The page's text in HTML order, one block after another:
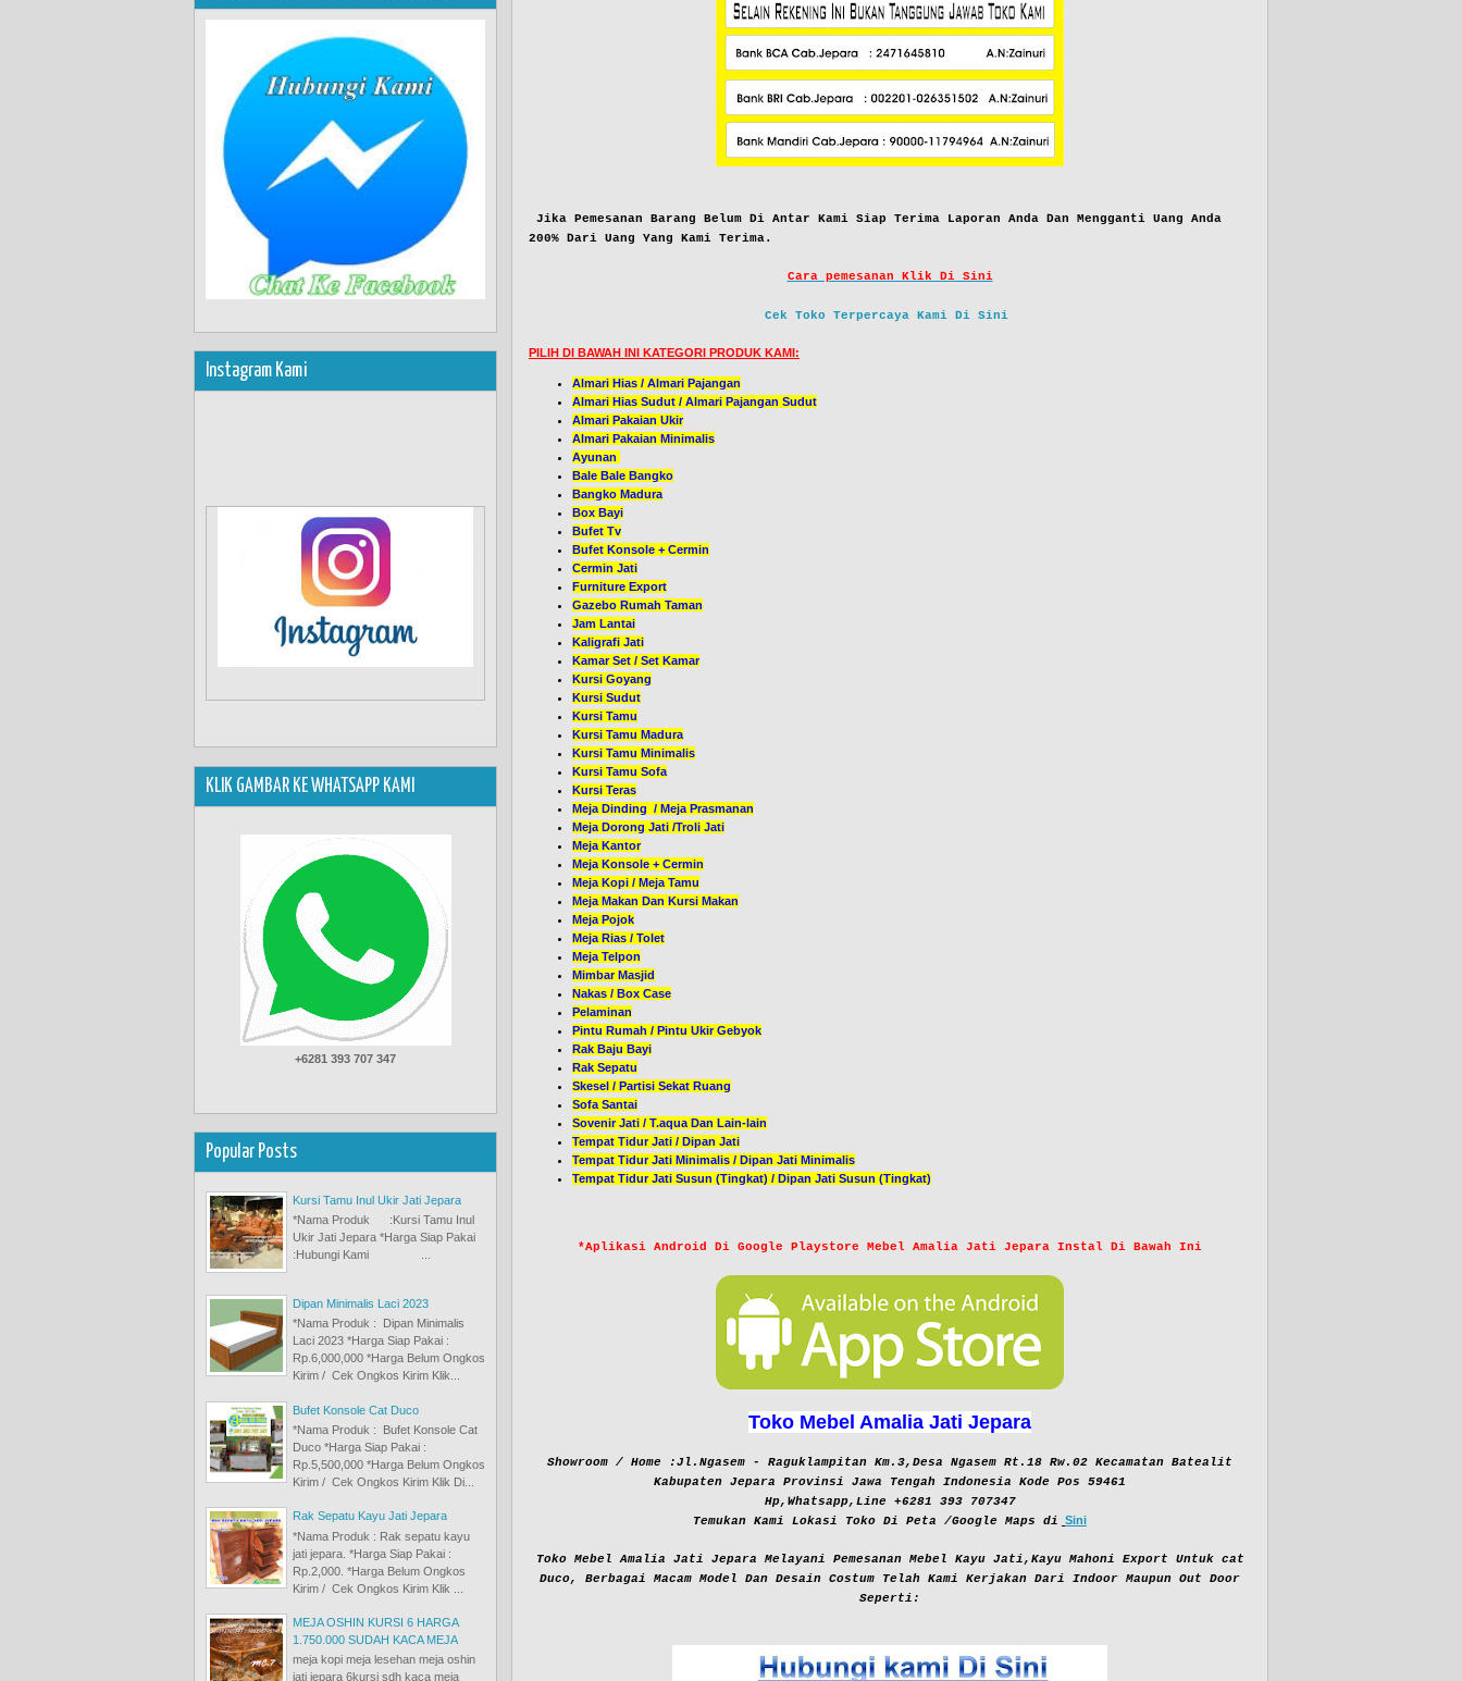
Jika Pemesanan Barang Belum Di Antar Kami Siap Terima Laporan Anda Dan Mengganti Uang Anda
200% Dari Uang Yang Kami Terima.
Cara pemesanan Klik Di Sini
Cek Toko Terpercaya Kami Di Sini
PILIH DI BAWAH INI KATEGORI PRODUK KAMI:
Almari Hias / Almari Pajangan
Almari Hias Sudut / Almari Pajangan Sudut
Almari Pakaian Ukir
Almari Pakaian Minimalis
Ayunan
Bale Bale Bangko
Bangko Madura
Box Bayi
Bufet Tv
Bufet Konsole + Cermin
Cermin Jati
Furniture Export
Gazebo Rumah Taman
Jam Lantai
Kaligrafi Jati
Kamar Set / Set Kamar
Kursi Goyang
Kursi Sudut
Kursi Tamu
Kursi Tamu Madura
Kursi Tamu Minimalis
Kursi Tamu Sofa
Kursi Teras
Meja Dinding / Meja Prasmanan
Meja Dorong Jati /Troli Jati
Meja Kantor
Meja Konsole + Cermin
Meja Kopi / Meja Tamu
Meja Makan Dan Kursi Makan
Meja Pojok
Meja Rias / Tolet
Meja Telpon
Mimbar Masjid
Nakas / Box Case
Pelaminan
Pintu Rumah / Pintu Ukir Gebyok
Rak Baju Bayi
Rak Sepatu
Skesel / Partisi Sekat Ruang
Sofa Santai
Sovenir Jati / T.aqua Dan Lain-lain
Tempat Tidur Jati / Dipan Jati
Tempat Tidur Jati Minimalis / Dipan Jati Minimalis
Tempat Tidur Jati Susun (Tingkat) / Dipan Jati Susun (Tingkat)
*Aplikasi Android Di Google Playstore Mebel Amalia Jati Jepara Instal Di Bawah Ini
Toko Mebel Amalia Jati Jepara
Showroom / Home :Jl.Ngasem - Raguklampitan Km.3,Desa Ngasem Rt.18 Rw.02 Kecamatan Batealit
Kabupaten Jepara Provinsi Jawa Tengah Indonesia Kode Pos 59461
Hp,Whatsapp,Line +6281 393 707347
Temukan Kami Lokasi Toko Di Peta /Google Maps di Sini
Toko Mebel Amalia Jati Jepara Melayani Pemesanan Mebel Kayu Jati,Kayu Mahoni Export Untuk cat
Duco, Berbagai Macam Model Dan Desain Costum Telah Kami Kerjakan Dari Indoor Maupun Out Door
Seperti:
Instagram Kami
KLIK GAMBAR KE WHATSAPP KAMI
+6281 393 707 347
Popular Posts
Kursi Tamu Inul Ukir Jati Jepara
*Nama Produk :Kursi Tamu Inul
Ukir Jati Jepara *Harga Siap Pakai
:Hubungi Kami ...
Dipan Minimalis Laci 2023
*Nama Produk : Dipan Minimalis
Laci 2023 *Harga Siap Pakai :
Rp.6,000,000 *Harga Belum Ongkos
Kirim / Cek Ongkos Kirim Klik...
Bufet Konsole Cat Duco
*Nama Produk : Bufet Konsole Cat
Duco *Harga Siap Pakai :
Rp.5,500,000 *Harga Belum Ongkos
Kirim / Cek Ongkos Kirim Klik Di...
Rak Sepatu Kayu Jati Jepara
*Nama Produk : Rak sepatu kayu
jati jepara. *Harga Siap Pakai :
Rp.2,000. *Harga Belum Ongkos
Kirim / Cek Ongkos Kirim Klik ...
MEJA OSHIN KURSI 6 HARGA
1.750.000 SUDAH KACA MEJA
meja kopi meja lesehan meja oshin
jati jepara 6kursi sdh kaca meja